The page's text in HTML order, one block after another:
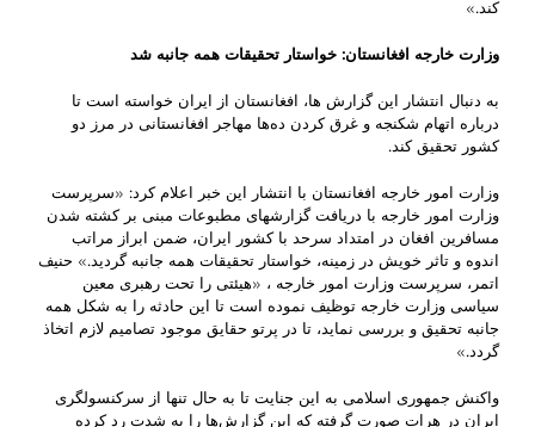
کند.»
وزارت خارجه افغانستان: خواستار تحقیقات همه جانبه شد
به دنبال انتشار این گزارش ها، افغانستان از ایران خواسته است تا
درباره اتهام شکنجه و غرق کردن ده‌ها مهاجر افغانستانی در مرز دو
کشور تحقیق کند.
وزارت امور خارجه افغانستان با انتشار این خبر اعلام کرد: «سرپرست
وزارت امور خارجه با دریافت گزارشهای مطبوعات مبنی بر کشته شدن
مسافرین افغان در امتداد سرحد با کشور ایران، ضمن ابراز مراتب
اندوه و تاثر خویش در زمینه، خواستار تحقیقات همه جانبه گردید.» حنیف
اتمر، سرپرست وزارت امور خارجه ، «هیئتی را تحت رهبری معین
سیاسی وزارت خارجه توظیف نموده است تا این حادثه را به شکل همه
جانبه تحقیق و بررسی نماید، تا در پرتو حقایق موجود تصامیم لازم اتخاذ
گردد.»
واکنش جمهوری اسلامی به این جنایت تا به حال تنها از سرکنسولگری
ایران در هرات صورت گرفته که این گزارش‌ها را به شدت رد کرده